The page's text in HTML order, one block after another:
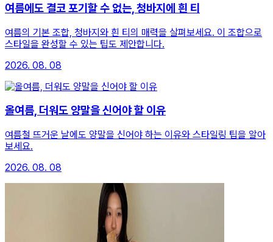
여름에도 결코 포기할 수 없는, 청바지에 흰 티
여름의 기본 조합, 청바지와 흰 티의 매력을 살펴보세요. 이 조합으로
스타일을 완성할 수 있는 팁도 제안합니다.
2026. 08. 08
올여름, 더워도 양말을 신어야 할 이유
여름철 뜨거운 날에도 양말을 신어야 하는 이유와 스타일링 팁을 알아
보세요.
2026. 08. 08